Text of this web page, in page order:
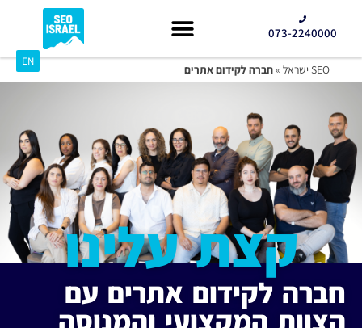
073-2240000
SEO ישראל »חברה לקידום אתרים
קצת עלינו
חברה לקידום אתרים עם
הצוות המקצועי והמנוסה
EN